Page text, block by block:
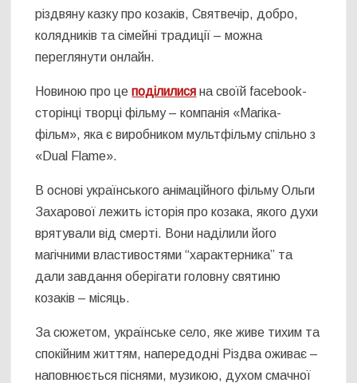
різдвяну казку про козаків, Святвечір, добро,
колядників та сімейні традиції – можна
переглянути онлайн.
Новиною про цеподілилися на своїй facebook-
сторінці творці фільму – компанія «Магіка-
фільм», яка є виробником мультфільму спільно з
«Dual Flame».
В основі українського анімаційного фільму Ольги
Захарової лежить історія про козака, якого духи
врятували від смерті. Вони наділили його
магічними властивостями “характерника” та
дали завдання оберігати головну святиню
козаків – місяць.
За сюжетом, українське село, яке живе тихим та
спокійним життям, напередодні Різдва оживає –
наповнюється піснями, музикою, духом смачної